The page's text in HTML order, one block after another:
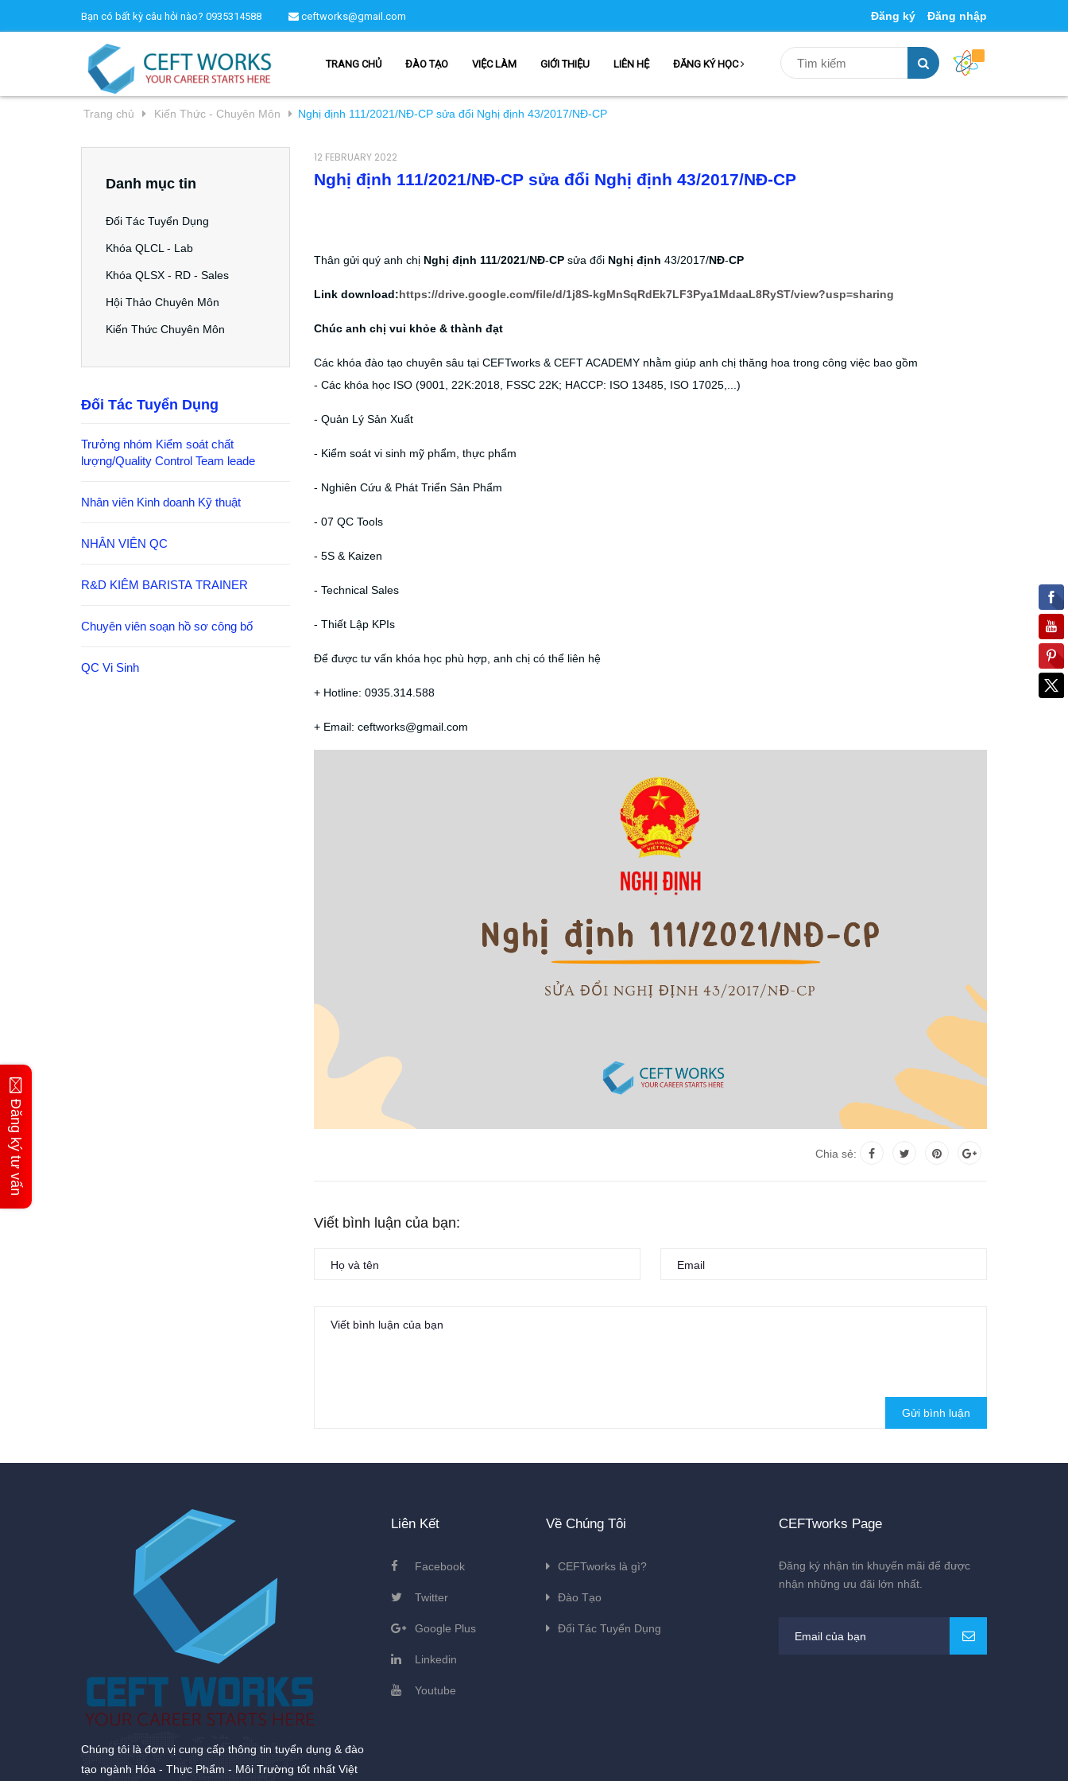
Bạn có bất kỳ câu hỏi nào? 0935314588 ceftworks@gmail.com Đăng ký Đăng nhập
TRANG CHỦ ĐÀO TẠO VIỆC LÀM GIỚI THIỆU LIÊN HỆ ĐĂNG KÝ HỌC
Trang chủ Kiến Thức - Chuyên Môn Nghị định 111/2021/NĐ-CP sửa đổi Nghị định 43/2017/NĐ-CP
12 FEBRUARY 2022
Nghị định 111/2021/NĐ-CP sửa đổi Nghị định 43/2017/NĐ-CP
Thân gửi quý anh chị Nghị định 111/2021/NĐ-CPsửa đổi Nghị định 43/2017/NĐ-CP
Link download:https://drive.google.com/file/d/1j8S-kgMnSqRdEk7LF3Pya1MdaaL8RyST/view?usp=sharing
Chúc anh chị vui khỏe & thành đạt
Các khóa đào tạo chuyên sâu tại CEFTworks & CEFT ACADEMY nhằm giúp anh chị thăng hoa trong công việc bao gồm
- Các khóa học ISO (9001, 22K:2018, FSSC 22K; HACCP: ISO 13485, ISO 17025,...)
- Quản Lý Sản Xuất
- Kiểm soát vi sinh mỹ phẩm, thực phẩm
- Nghiên Cứu & Phát Triển Sản Phẩm
- 07 QC Tools
- 5S & Kaizen
- Technical Sales
- Thiết Lập KPIs
Để được tư vấn khóa học phù hợp, anh chị có thể liên hệ
+ Hotline: 0935.314.588
+ Email: ceftworks@gmail.com
Chia sẻ:
Viết bình luận của bạn:
Gửi bình luận
Danh mục tin
Đối Tác Tuyển Dụng
Khóa QLCL - Lab
Khóa QLSX - RD - Sales
Hội Thảo Chuyên Môn
Kiến Thức Chuyên Môn
Đối Tác Tuyển Dụng
Trưởng nhóm Kiểm soát chất
lượng/Quality Control Team leade
Nhân viên Kinh doanh Kỹ thuật
NHÂN VIÊN QC
R&D KIÊM BARISTA TRAINER
Chuyên viên soạn hồ sơ công bố
QC Vi Sinh
Chúng tôi là đơn vị cung cấp thông tin tuyển dụng & đào
tạo ngành Hóa - Thực Phẩm - Môi Trường tốt nhất Việt
Liên Kết
Facebook
Twitter
Google Plus
Linkedin
Youtube
Về Chúng Tôi
CEFTworks là gì?
Đào Tạo
Đối Tác Tuyển Dụng
CEFTworks Page
Đăng ký nhận tin khuyến mãi để được
nhận những ưu đãi lớn nhất.
Đăng ký tư vấn